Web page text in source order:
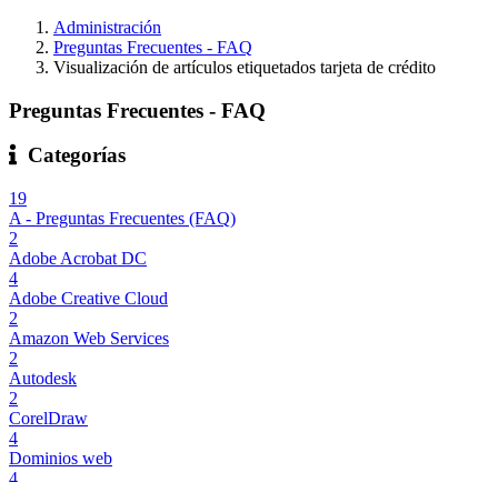
Administración
Preguntas Frecuentes - FAQ
Visualización de artículos etiquetados tarjeta de crédito
Preguntas Frecuentes - FAQ
Categorías
19
A - Preguntas Frecuentes (FAQ)
2
Adobe Acrobat DC
4
Adobe Creative Cloud
2
Amazon Web Services
2
Autodesk
2
CorelDraw
4
Dominios web